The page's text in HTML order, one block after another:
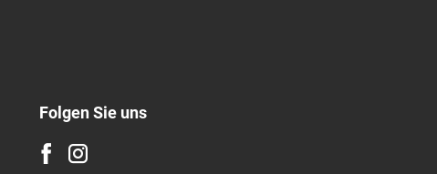
Folgen Sie uns